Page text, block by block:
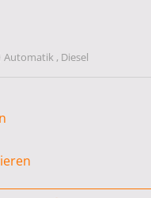
Automatik , Diesel